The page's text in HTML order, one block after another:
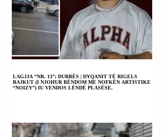
LAGJJA “NR. 13”; DURRËS | DYQANIT TË RIGELS
RAJKUT (I NJOHUR RËNDOM ME NOFKËN ARTISTIKE
“NOIZY”) IU VENDOS LËNDË PLASËSE.